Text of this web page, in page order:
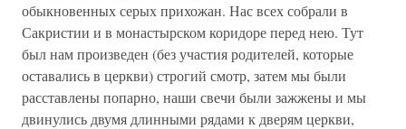
обыкновенных серых прихожан. Нас всех собрали в
Сакристии и в монастырском коридоре перед нею. Тут
был нам произведен (без участия родителей, которые
оставались в церкви) строгий смотр, затем мы были
расставлены попарно, наши свечи были зажжены и мы
двинулись двумя длинными рядами к дверям церкви,